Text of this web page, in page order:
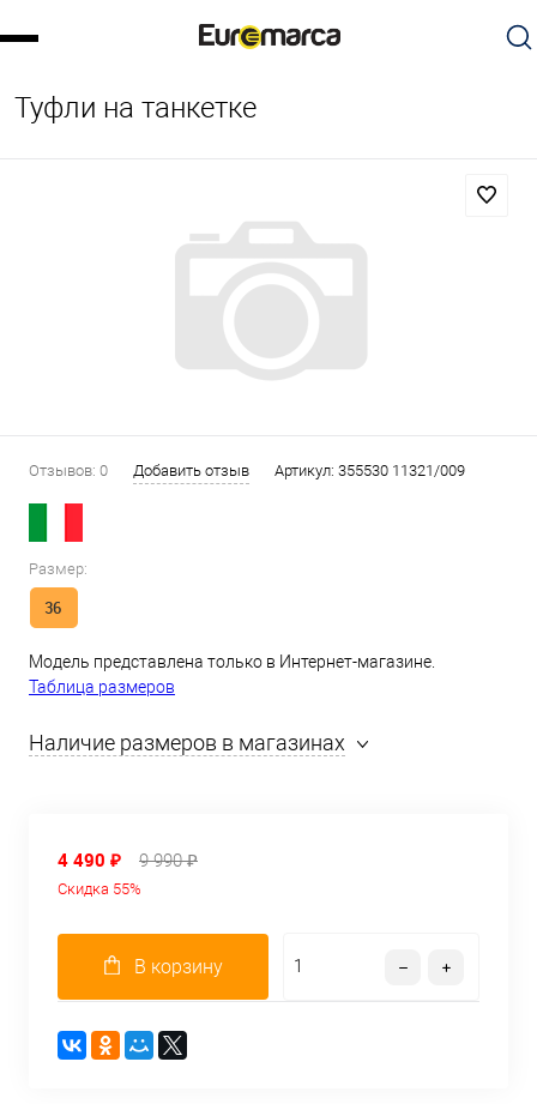
Туфли на танкетке
Отзывов: 0 Добавить отзыв Артикул: 355530 11321/009
Размер:
36
Модель представлена только в Интернет-магазине.
Таблица размеров
Наличие размеров в магазинах
4 490 ₽ 9 990 ₽
Скидка 55%
В корзину